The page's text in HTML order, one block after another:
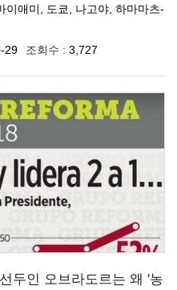
이애미, 도쿄, 나고야, 하마마츠-
29 조회수 : 3,727
두인 오브라도르는 왜 '농